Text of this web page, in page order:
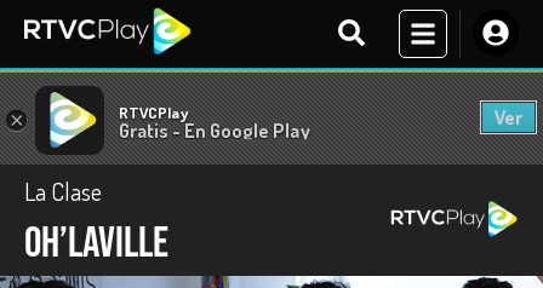
× RTVCPlay
Gratis - En Google Play
Ver
La Clase
Oh’laville